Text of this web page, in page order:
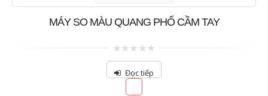
MÁY SO MÀU QUANG PHỔ CẦM TAY
0
of
Đọc tiếp